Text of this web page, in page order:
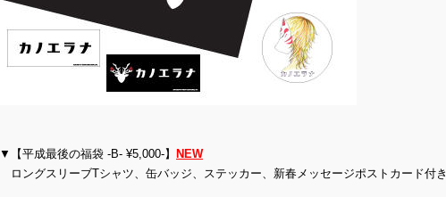
▼【平成最後の福袋 -B- ¥5,000-】
NEW
ロングスリーブTシャツ、缶バッジ、ステッカー、新春メッセージポストカード付き